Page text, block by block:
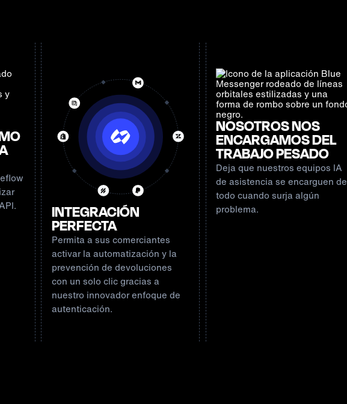
INTEGRACIÓN
PERFECTA
Permita a sus comerciantes
activar la automatización y la
prevención de devoluciones
con un solo clic gracias a
nuestro innovador enfoque de
autenticación.
NOSOTROS NOS
ENCARGAMOS DEL
TRABAJO PESADO
Deja que nuestros equipos IA
de asistencia se encarguen de
todo cuando surja algún
problema.